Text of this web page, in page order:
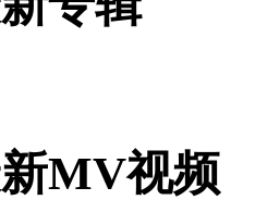
MV视频